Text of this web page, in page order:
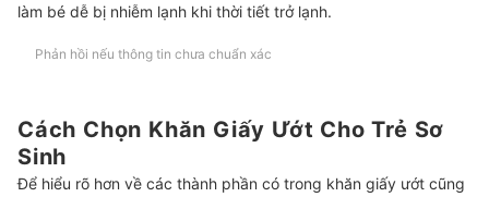
làm bé dễ bị nhiễm lạnh khi thời tiết trở lạnh.
Phản hồi nếu thông tin chưa chuẩn xác
Cách Chọn Khăn Giấy Ướt Cho Trẻ Sơ
Sinh
Để hiểu rõ hơn về các thành phần có trong khăn giấy ướt cũng